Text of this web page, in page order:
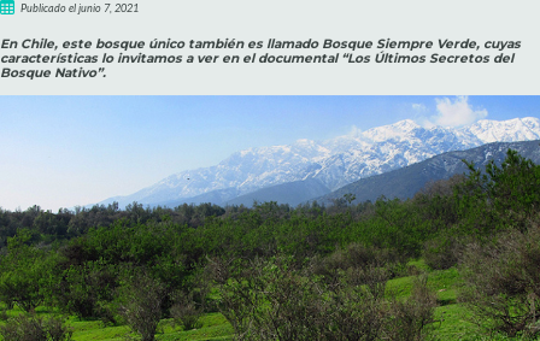
Publicado el junio 7, 2021
En Chile, este bosque único también es llamado Bosque Siempre Verde, cuyas
características lo invitamos a ver en el documental “Los Últimos Secretos del
Bosque Nativo”.